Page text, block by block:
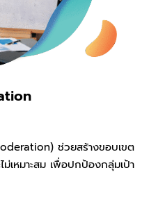
ช่วยสร้างขอบเขต
ม่เหมาะสม เพื่อปกป้องกลุ่มเป้า